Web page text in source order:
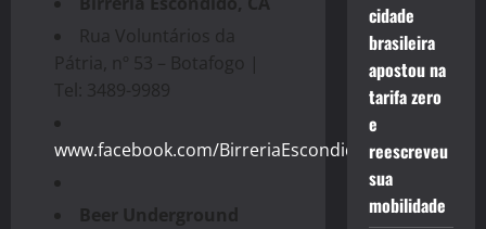
Rua Voluntários da
Pátria, nº 53 – Botafogo |
Tel: 3489-9989
www.facebook.com/BirreriaEscondidoCA
Beer Underground
cidade
brasileira
apostou na
tarifa zero
e
reescreveu
sua
mobilidade